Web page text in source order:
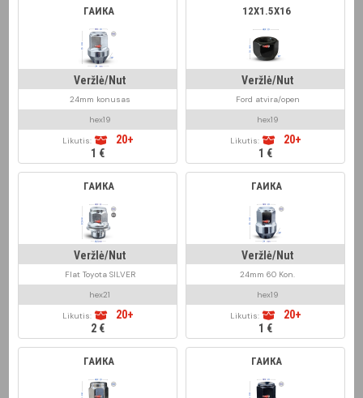
ГАЙКА
Veržlė/Nut
24mm konusas
hex19
Likutis:
20+
1 €
12X1.5X16
Veržlė/Nut
Ford atvira/open
hex19
Likutis:
20+
1 €
ГАЙКА
Veržlė/Nut
Flat Toyota SILVER
hex21
Likutis:
20+
2 €
ГАЙКА
Veržlė/Nut
24mm 60 Kon.
hex19
Likutis:
20+
1 €
ГАЙКА ГАЙКА